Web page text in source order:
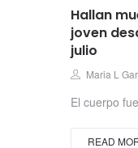
Hallan
joven
julio
Author
Maria L
El cuerpo
READ